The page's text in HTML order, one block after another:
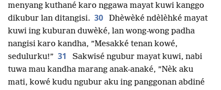
menyang kuthané karo nggawa mayat kuwi kanggo
dikubur lan ditangisi. 30
Dhèwèké ndèlèhké mayat
kuwi ing kuburan duwèké, lan wong-wong padha
nangisi karo kandha, ”Mesakké tenan kowé,
sedulurku!” 31
Sakwisé ngubur mayat kuwi, nabi
tuwa mau kandha marang anak-anaké, ”Nèk aku
mati, kowé kudu ngubur aku ing panggonan abdiné